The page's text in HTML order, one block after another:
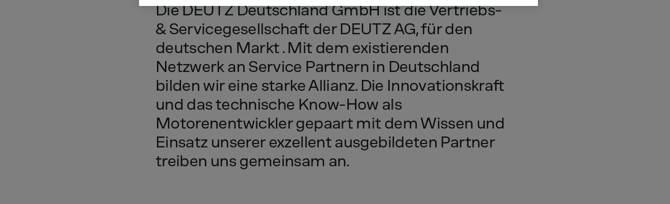
DieDEUTZDeutschlandGmbHistdieVertriebs-
& Servicegesellschaft der DEUTZAG,fürden
deutschen Markt. Mit dem existierenden
Netzwerkan Service Partnern in Deutschland
bilden wireine starkeAllianz. Die Innovationskraft
und dastechnische Know-How als
Motorenentwicklergepaart mit dem Wissen und
Einsatz unserer exzellentausgebildeten Partner
treiben unsgemeinsam an.